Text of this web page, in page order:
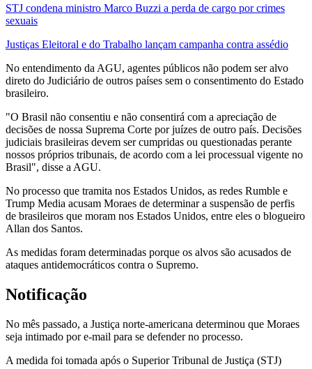
STJ condena ministro Marco Buzzi a perda de cargo por crimes
sexuais
Justiças Eleitoral e do Trabalho lançam campanha contra assédio
No entendimento da AGU, agentes públicos não podem ser alvo
direto do Judiciário de outros países sem o consentimento do Estado
brasileiro.
"O Brasil não consentiu e não consentirá com a apreciação de
decisões de nossa Suprema Corte por juízes de outro país. Decisões
judiciais brasileiras devem ser cumpridas ou questionadas perante
nossos próprios tribunais, de acordo com a lei processual vigente no
Brasil", disse a AGU.
No processo que tramita nos Estados Unidos, as redes Rumble e
Trump Media acusam Moraes de determinar a suspensão de perfis
de brasileiros que moram nos Estados Unidos, entre eles o blogueiro
Allan dos Santos.
As medidas foram determinadas porque os alvos são acusados de
ataques antidemocráticos contra o Supremo.
Notificação
No mês passado, a Justiça norte-americana determinou que Moraes
seja intimado por e-mail para se defender no processo.
A medida foi tomada após o Superior Tribunal de Justiça (STJ)